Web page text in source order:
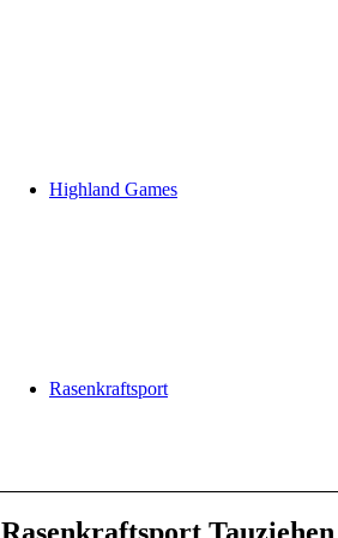
Highland Games
Rasenkraftsport
Rasenkraftsport